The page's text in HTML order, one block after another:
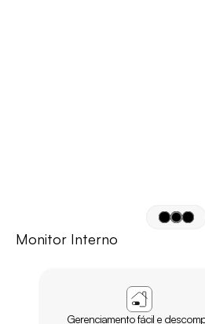
Monitor Interno
Gerenciamento fácil e